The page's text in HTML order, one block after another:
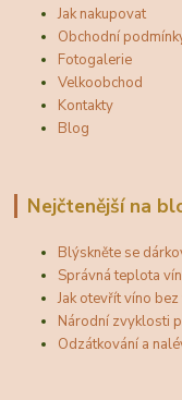
Jak nakupovat
Obchodní
Fotogalerie
Velkoobchod
Kontakty
Blog
Nejčtenější na
Blýskněte se
Správná teplota
Jak otevřít víno
Národní zvyklosti
Odzátkování a